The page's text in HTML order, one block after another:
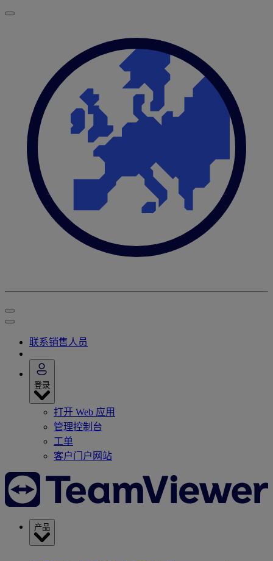
联系销售人员
登录
打开 Web 应用
管理控制台
工单
客户门户网站
产品